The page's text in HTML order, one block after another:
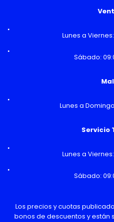
Lunes a
Sábado:
Lunes a
Servicio
Lunes a
Sábado:
Los precios y cuotas
bonos de descuentos y están